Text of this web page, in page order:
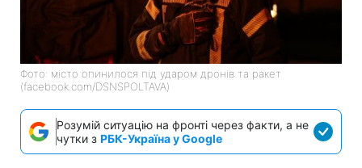
Фото: місто опинилося під ударом дронів та ракет
(facebook.com/DSNSPOLTAVA)
Розумій ситуацію на фронті через факти, а не
чутки з РБК-Україна у Google